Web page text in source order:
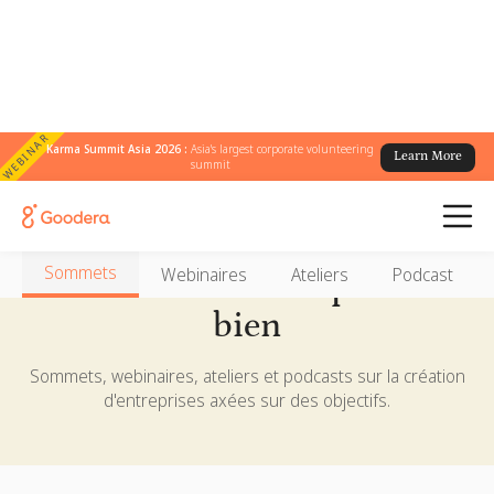
WEBINARKarma Summit Asia 2026 :Asia's largest corporate volunteering
summit
Learn More
Sommets Webinaires Ateliers Podcast
Rassemblez-vous pour le
bien
Sommets, webinaires, ateliers et podcasts sur la création
d'entreprises axées sur des objectifs.